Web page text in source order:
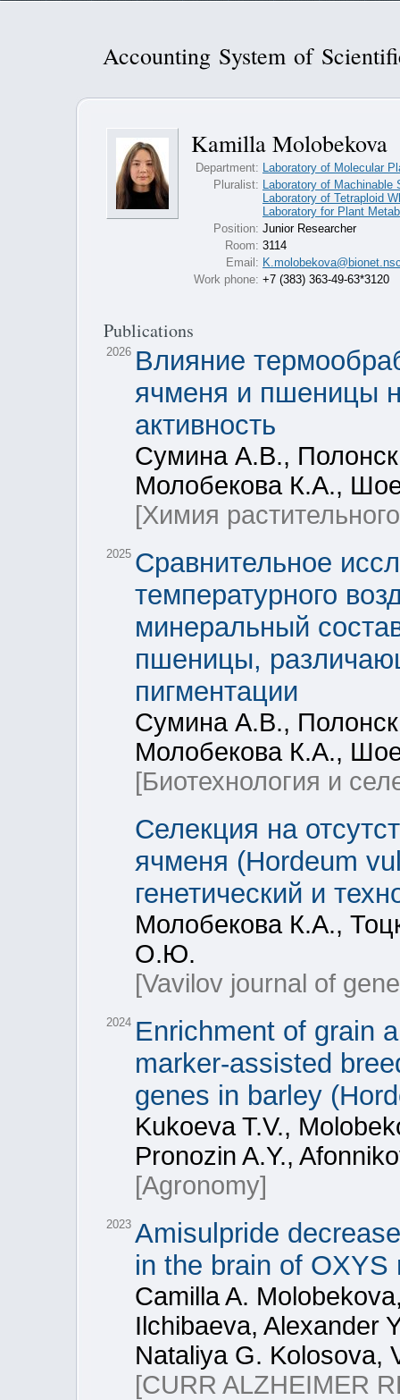
Accounting System of
Kamilla Molobekova
Department: Laboratory of Molecular
Pluralist: Laboratory of Machinable
Laboratory of Tetraploid
Laboratory for Plant
Position: Junior Researcher
Room: 3114
Email:
Work phone: +7 (383) 363-49-63*3120
Publications
2026 Влияние
ячменя и пшеницы
активность
Сумина А.В.,
Молобекова К.А.,
[Химия
2025 Сравнительное
температурного
минеральный
пшеницы,
пигментации
Сумина А.В.,
Молобекова К.А.,
[Биотехнология и
Селекция на
ячменя (Hordeum
генетический и
Молобекова К.А.,
О.Ю.
[Vavilov journal of
2024 Enrichment of grain
marker-assisted
genes in barley
Kukoeva T.V.,
Pronozin A.Y.,
[Agronomy]
2023 Amisulpride
in the brain of OXYS
Camilla A.
Ilchibaeva, Alexander
Nataliya G. Kolosova,
[CURR ALZHEIMER